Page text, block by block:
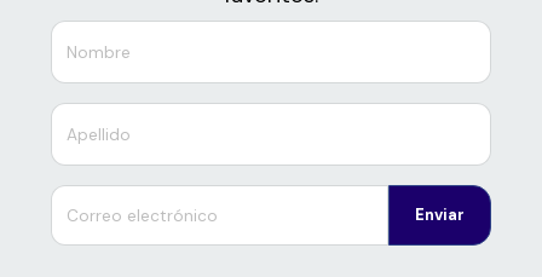
Enviar